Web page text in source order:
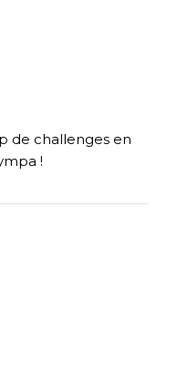
de challenges en
!